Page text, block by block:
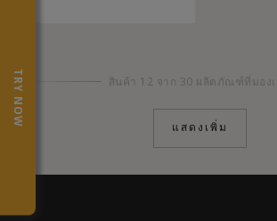
สินค้า 12 จาก 30 ผลิตภัณฑ์ที่มอง
แสดงเพิ่ม
TRY NOW